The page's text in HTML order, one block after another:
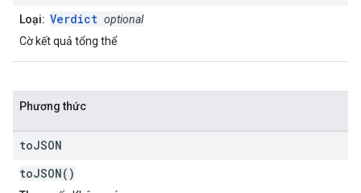
Loại: Verdict optional
Cờ kết quả tổng thể
Phương thức
toJSON
toJSON()